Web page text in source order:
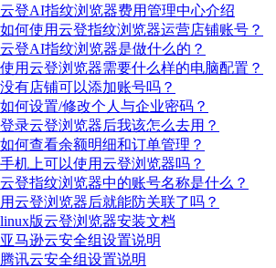
云登AI指纹浏览器费用管理中心介绍
如何使用云登指纹浏览器运营店铺账号？
云登AI指纹浏览器是做什么的？
使用云登浏览器需要什么样的电脑配置？
没有店铺可以添加账号吗？
如何设置/修改个人与企业密码？
登录云登浏览器后我该怎么去用？
如何查看余额明细和订单管理？
手机上可以使用云登浏览器吗？
云登指纹浏览器中的账号名称是什么？
用云登浏览器后就能防关联了吗？
linux版云登浏览器安装文档
亚马逊云安全组设置说明
腾讯云安全组设置说明